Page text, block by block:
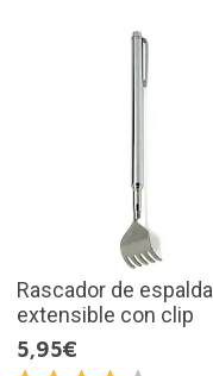
Rascador de espalda
extensible con clip
5,95€